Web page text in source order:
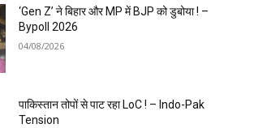
‘Gen Z’ ने बिहार और MP में BJP को डुबोया ! –
Bypoll 2026
04/08/2026
पाकिस्तान तोपों से पाट रहा LoC ! – Indo-Pak
Tension